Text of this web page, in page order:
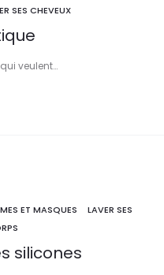
SES CHEVEUX
veulent…
ET MASQUES
LAVER SES
silicones